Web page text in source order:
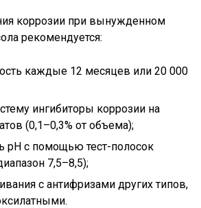
коррозии при вынужденном
рекомендуется:
каждые 12 месяцев или 20 000
ингибиторы коррозии на
(0,1–0,3% от объема);
pH с помощью тест-полосок
7,5–8,5);
с антифризами других типов,